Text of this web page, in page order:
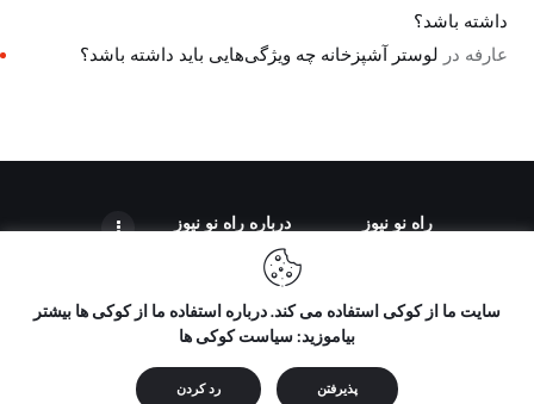
داشته باشد؟
عارفه در لوستر آشپزخانه چه ویژگی‌هایی باید داشته باشد؟
راه نو نیوز درباره راه‌ نو نیوز
تمامی حقوق مطالب برای "راه نو نیوز" محفوظ است و هرگونه کپی
برداری بدون ذکر منبع ممنوع می باشد.
سایت ما از کوکی استفاده می کند. درباره استفاده ما از کوکی ها بیشتر
بیاموزید: سیاست کوکی ها
پذیرفتن رد کردن